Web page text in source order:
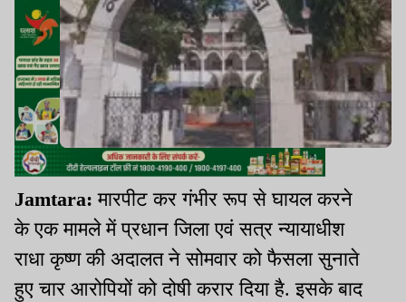
Jamtara: मारपीट कर गंभीर रूप से घायल करने
के एक मामले में प्रधान जिला एवं सत्र न्यायाधीश
राधा कृष्ण की अदालत ने सोमवार को फैसला सुनाते
हुए चार आरोपियों को दोषी करार दिया है. इसके बाद